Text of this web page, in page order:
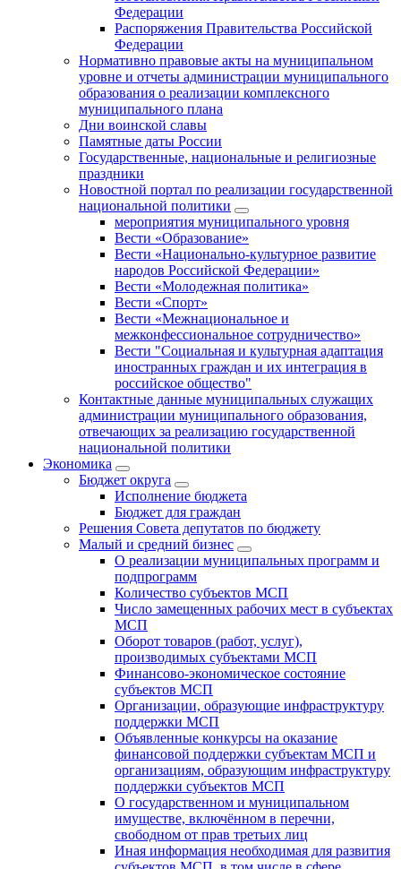
Федерации
Распоряжения Правительства Российской
Федерации
Нормативно правовые акты на муниципальном
уровне и отчеты администрации муниципального
образования о реализации комплексного
муниципального плана
Дни воинской славы
Памятные даты России
Государственные, национальные и религиозные
праздники
Новостной портал по реализации государственной
национальной политики
мероприятия муниципального уровня
Вести «Образование»
Вести «Национально-культурное развитие
народов Российской Федерации»
Вести «Молодежная политика»
Вести «Спорт»
Вести «Межнациональное и
межконфессиональное сотрудничество»
Вести "Социальная и культурная адаптация
иностранных граждан и их интеграция в
российское общество"
Контактные данные муниципальных служащих
администрации муниципального образования,
отвечающих за реализацию государственной
национальной политики
Экономика
Бюджет округa
Исполнение бюджета
Бюджет для граждан
Решения Совета депутатов по бюджету
Малый и средний бизнес
О реализации муниципальных программ и
подпрограмм
Количество субъектов МСП
Число замещенных рабочих мест в субъектах
МСП
Оборот товаров (работ, услуг),
производимых субъектами МСП
Финансово-экономическое состояние
субъектов МСП
Организации, образующие инфраструктуру
поддержки МСП
Объявленные конкурсы на оказание
финансовой поддержки субъектам МСП и
организациям, образующим инфраструктуру
поддержки субъектов МСП
О государственном и муниципальном
имуществе, включённом в перечни,
свободном от прав третьих лиц
Иная информация необходимая для развития